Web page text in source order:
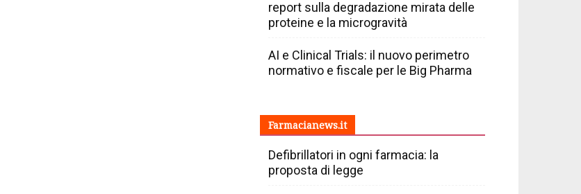
report sulla degradazione mirata delle
proteine e la microgravità
AI e Clinical Trials: il nuovo perimetro
normativo e fiscale per le Big Pharma
Farmacianews.it
Defibrillatori in ogni farmacia: la
proposta di legge